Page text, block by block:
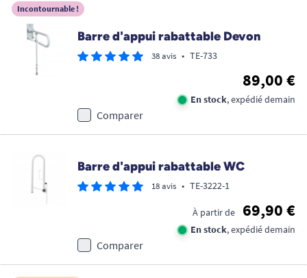
Incontournable !
Barre d'appui rabattable Devon
38 avis • TE-733
89,00 €
En stock, expédié demain
Comparer
Barre d'appui rabattable WC
18 avis • TE-3222-1
À partir de 69,90 €
En stock, expédié demain
Comparer